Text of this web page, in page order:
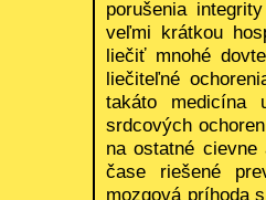
porušenia
veľmi krátkou
liečiť mnohé
liečiteľné
takáto
srdcových
na ostatné
čase riešené
mozgová príhoda